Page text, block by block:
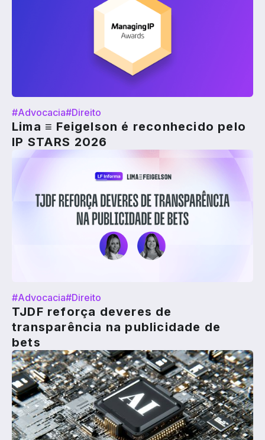
#Advocacia#Direito
Lima ≡ Feigelson é reconhecido pelo
IP STARS 2026
#Advocacia#Direito
TJDF reforça deveres de
transparência na publicidade de
bets